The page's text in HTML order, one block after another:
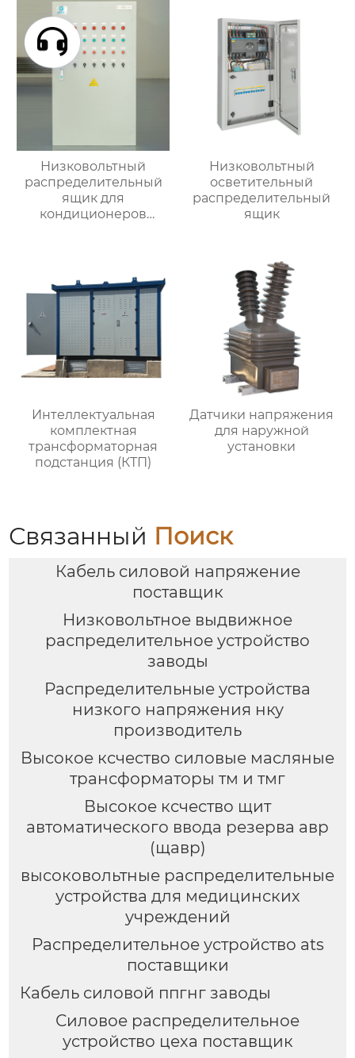
Низковольтный
распределительный
ящик для
кондиционеров
Низковольтный
осветительный
распределительный
ящик
Интеллектуальная
комплектная
трансформаторная
подстанция (КТП)
Датчики напряжения
для наружной
установки
Связанный Поиск
Кабель силовой напряжение
поставщик
Низковольтное выдвижное
распределительное устройство
заводы
Распределительные устройства
низкого напряжения нку
производитель
Высокое ксчество силовые масляные
трансформаторы тм и тмг
Высокое ксчество щит
автоматического ввода резерва авр
(щавр)
высоковольтные распределительные
устройства для медицинских
учреждений
Распределительное устройство ats
поставщики
Кабель силовой ппгнг заводы
Силовое распределительное
устройство цеха поставщик